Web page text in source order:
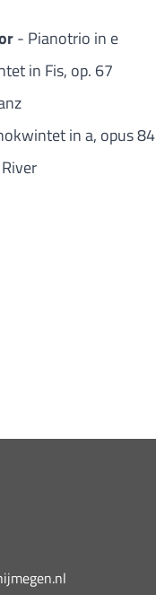
- Pianotrio in e
in Fis, op. 67
in a, opus 84